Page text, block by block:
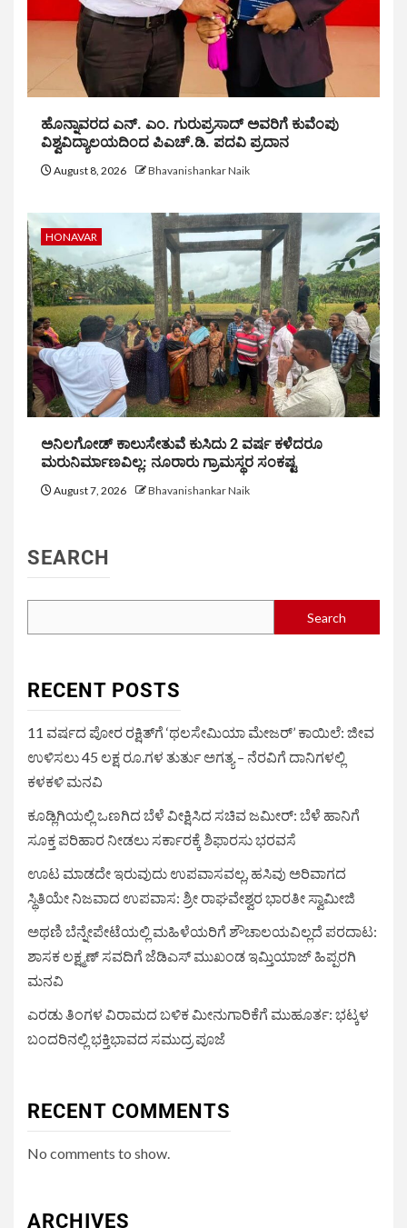
ಹೊನ್ನಾವರದ ಎನ್. ಎಂ. ಗುರುಪ್ರಸಾದ್ ಅವರಿಗೆ ಕುವೆಂಪು
ವಿಶ್ವವಿದ್ಯಾಲಯದಿಂದ ಪಿಎಚ್.ಡಿ. ಪದವಿ ಪ್ರದಾನ
August 8, 2026 Bhavanishankar Naik
HONAVAR
ಅನಿಲಗೋಡ್ ಕಾಲುಸೇತುವೆ ಕುಸಿದು 2 ವರ್ಷ ಕಳೆದರೂ
ಮರುನಿರ್ಮಾಣವಿಲ್ಲ: ನೂರಾರು ಗ್ರಾಮಸ್ಥರ ಸಂಕಷ್ಟ
August 7, 2026 Bhavanishankar Naik
SEARCH
Search
RECENT POSTS
11 ವರ್ಷದ ಪೋರ ರಕ್ಷಿತ್‌ಗೆ ‘ಥಲಸೇಮಿಯಾ ಮೇಜರ್’ ಕಾಯಿಲೆ: ಜೀವ
ಉಳಿಸಲು 45 ಲಕ್ಷ ರೂ.ಗಳ ತುರ್ತು ಅಗತ್ಯ – ನೆರವಿಗೆ ದಾನಿಗಳಲ್ಲಿ
ಕಳಕಳಿ ಮನವಿ
ಕೂಡ್ಲಿಗಿಯಲ್ಲಿ ಒಣಗಿದ ಬೆಳೆ ವೀಕ್ಷಿಸಿದ ಸಚಿವ ಜಮೀರ್: ಬೆಳೆ ಹಾನಿಗೆ
ಸೂಕ್ತ ಪರಿಹಾರ ನೀಡಲು ಸರ್ಕಾರಕ್ಕೆ ಶಿಫಾರಸು ಭರವಸೆ
ಊಟ ಮಾಡದೇ ಇರುವುದು ಉಪವಾಸವಲ್ಲ, ಹಸಿವು ಅರಿವಾಗದ
ಸ್ಥಿತಿಯೇ ನಿಜವಾದ ಉಪವಾಸ: ಶ್ರೀ ರಾಘವೇಶ್ವರ ಭಾರತೀ ಸ್ವಾಮೀಜಿ
ಅಥಣಿ ಬೆನ್ನೇಪೇಟೆಯಲ್ಲಿ ಮಹಿಳೆಯರಿಗೆ ಶೌಚಾಲಯವಿಲ್ಲದೆ ಪರದಾಟ:
ಶಾಸಕ ಲಕ್ಷ್ಮಣ್ ಸವದಿಗೆ ಜೆಡಿಎಸ್ ಮುಖಂಡ ಇಮ್ತಿಯಾಜ್ ಹಿಪ್ಪರಗಿ
ಮನವಿ
ಎರಡು ತಿಂಗಳ ವಿರಾಮದ ಬಳಿಕ ಮೀನುಗಾರಿಕೆಗೆ ಮುಹೂರ್ತ: ಭಟ್ಕಳ
ಬಂದರಿನಲ್ಲಿ ಭಕ್ತಿಭಾವದ ಸಮುದ್ರ ಪೂಜೆ
RECENT COMMENTS
No comments to show.
ARCHIVES